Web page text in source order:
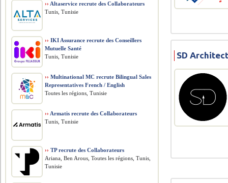
SD
›› Altaservice recrute des Collaborateurs
Tunis, Tunisie
›› IKI Assurance recrute des Conseillers
Mutuelle Santé
Tunis, Tunisie
›› Multinational MC recrute Bilingual Sales
Representatives French / English
Toutes les régions, Tunisie
›› Armatis recrute des Collaborateurs
Tunis, Tunisie
›› TP recrute des Collaborateurs
Ariana, Ben Arous, Toutes les régions, Tunis,
Tunisie